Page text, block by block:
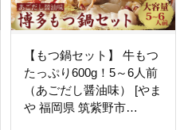
【もつ鍋セット】 牛もつ
たっぷり600g！5～6人前
（あごだし醤油味） [やま
や 福岡県 筑紫野市